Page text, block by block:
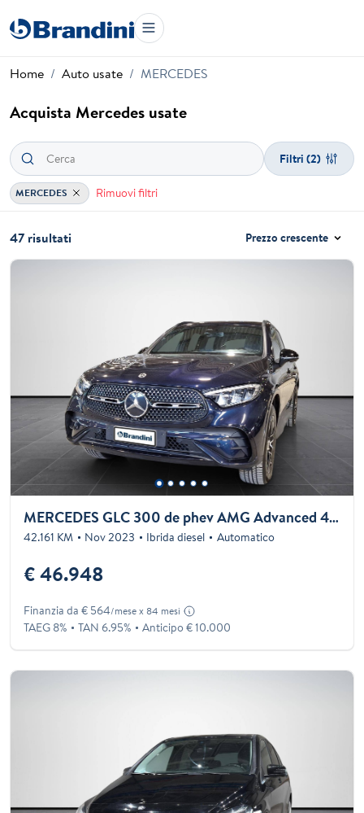
Home Auto usate MERCEDES
Acquista Mercedes usate
Filtri (2)
MERCEDES Rimuovi filtri
47 risultati Prezzo crescente
MERCEDES GLC 300 de phev AMG Advanced 4matic auto
42.161 KM Nov 2023 Ibrida diesel Automatico
€ 46.948
Finanzia da € 564/mese x 84 mesi
TAEG 8% TAN 6.95% Anticipo € 10.000